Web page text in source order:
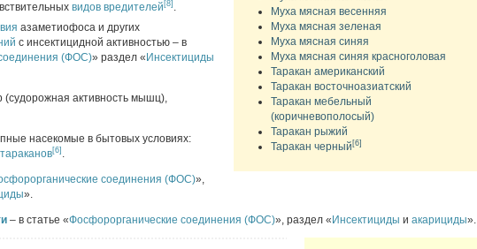
Муха мясная весенняя
Муха мясная зеленая
Муха мясная синяя
Муха мясная синяя красноголовая
Таракан американский
Таракан восточноазиатский
Таракан мебельный
(коричневополосый)
Таракан рыжий
Таракан черный [6]
видов вредителей [8] .
азаметиофоса и других
с инсектицидной активностью – в
(ФОС)» раздел « Инсектициды
(судорожная активность мышц),
насекомые в бытовых условиях:
тараканов[6] .
соединения (ФОС)»,
».
– в статье «Фосфорорганические соединения (ФОС)», раздел « Инсектициды и акарициды».